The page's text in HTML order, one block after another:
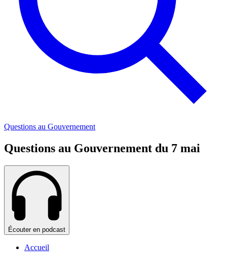
Questions au Gouvernement
Questions au Gouvernement du 7 mai
Écouter en podcast
Accueil